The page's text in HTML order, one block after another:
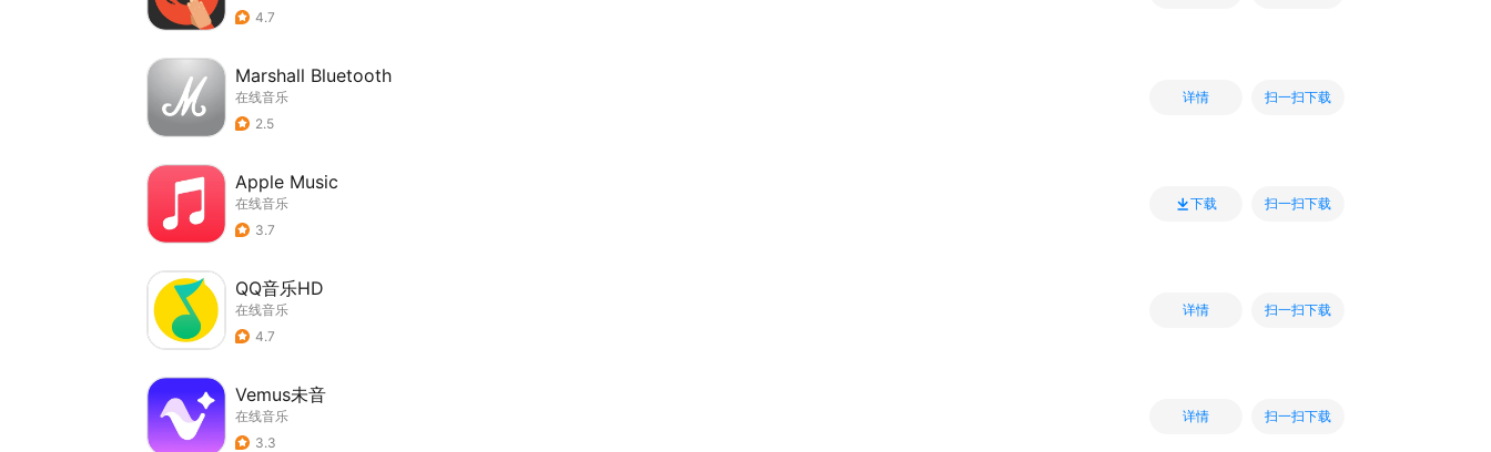
4.7
Marshall Bluetooth
在线音乐
2.5
详情 扫一扫下载
Apple Music
在线音乐
3.7
下载 扫一扫下载
QQ音乐HD
在线音乐
4.7
详情 扫一扫下载
Vemus未音
在线音乐
3.3
详情 扫一扫下载